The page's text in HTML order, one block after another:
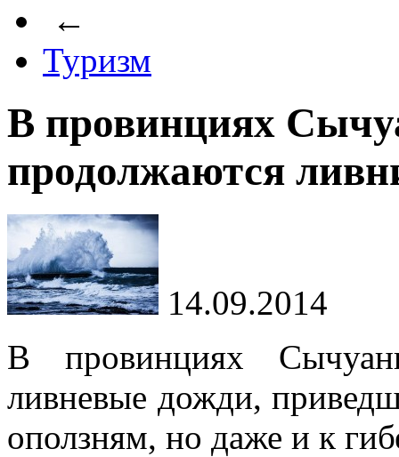
←
Туризм
В провинциях
продолжаются
14.09.2014
В провинциях
ливневые дожди,
оползням, но даже и к